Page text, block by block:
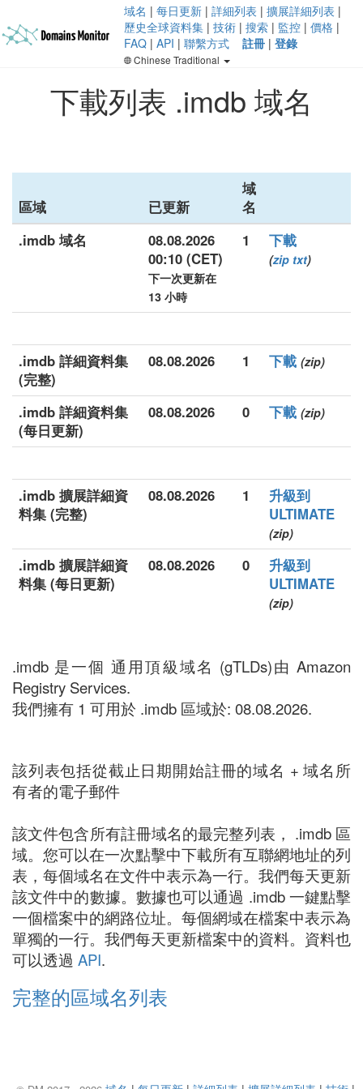
域名 | 每日更新 | 詳細列表 | 擴展詳細列表 |
歷史全球資料集 | 技術 | 搜索 | 監控 | 價格 |
FAQ | API | 聯繫方式 註冊 | 登錄
Chinese Traditional
下載列表 .imdb 域名
區域 已更新
域
名
.imdb 域名
08.08.2026
00:10 (CET)
下一次更新在
13 小時
1 下載
(zip txt)
.imdb 詳細資料集
(完整)
08.08.2026 1 下載 (zip)
.imdb 詳細資料集
(每日更新)
08.08.2026 0 下載 (zip)
.imdb 擴展詳細資
料集 (完整)
08.08.2026 1
升級到
ULTIMATE
(zip)
.imdb 擴展詳細資
料集 (每日更新)
08.08.2026 0
升級到
ULTIMATE
(zip)
.imdb 是一個 通用頂級域名 (gTLDs)由 Amazon
Registry Services.
我們擁有 1 可用於 .imdb 區域於: 08.08.2026.
該列表包括從截止日期開始註冊的域名 + 域名所
有者的電子郵件
該文件包含所有註冊域名的最完整列表， .imdb 區
域。您可以在一次點擊中下載所有互聯網地址的列
表，每個域名在文件中表示為一行。我們每天更新
該文件中的數據。數據也可以通過 .imdb 一鍵點擊
一個檔案中的網路位址。每個網域在檔案中表示為
單獨的一行。我們每天更新檔案中的資料。資料也
可以透過 API.
完整的區域名列表